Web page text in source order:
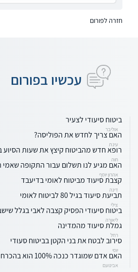
חזרה לפורום
עכשיו בפורום
ביטוח סיעודי לצעיר
אוליבר
האם צריך לחדש את הפוליסה?
עינת
רופא חדש מהביטוח קיצץ את שעות הסיוע
חוה
האם מגיע לנו תשלום עבור התקופה שאמי
אהרון יוסף
קצבת סיעוד מביטוח לאומי בדיעבד
דינה
תביעת סיעוד בגיל 80 לביטוח לאומי
צילי
ביטוח סיעודי הפסיק קצבה לאבי בגלל
ליאורה
גמלת סיעוד מהמדינה
רחל
סירוב לבטח את בני הקטן בביטוח סעודי
יוסי
האם אדם שמוגדר כנכה 100% הוא בהכרח סיעודי?
אבינועם